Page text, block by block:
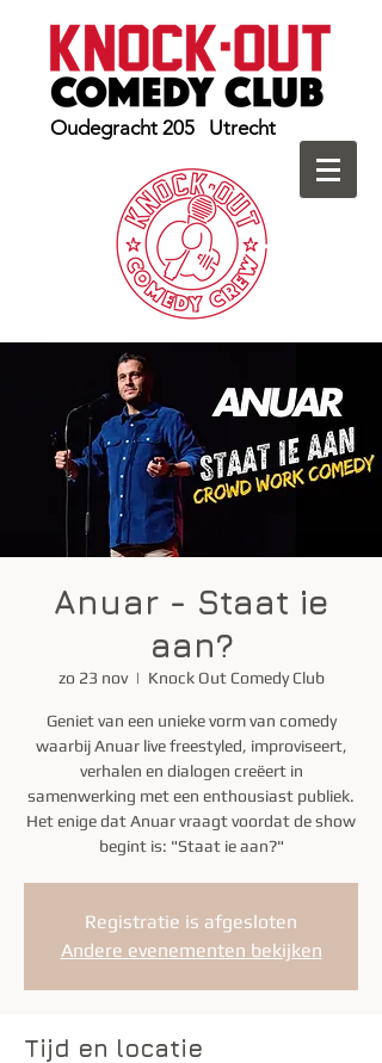
Oudegracht 205 Utrecht
Anuar - Staat ie
aan?
zo 23 nov
  |
Knock Out Comedy Club
Geniet van een unieke vorm van comedy
waarbij Anuar live freestyled, improviseert,
verhalen en dialogen creëert in
samenwerking met een enthousiast publiek.
Het enige dat Anuar vraagt voordat de show
begint is: "Staat ie aan?"
Registratie is afgesloten
Andere evenementen bekijken
Tijd en locatie